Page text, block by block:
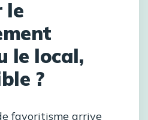
le
le local,
?
favoritisme arrive